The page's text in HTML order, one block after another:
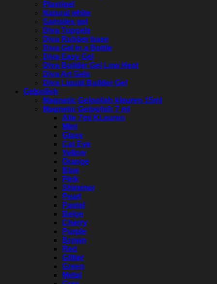
Plastigel
Natural white
Samples gel
Diva Topgels
Diva Rubber base
Diva Gel in a Bottle
Diva Easy Gel
Diva Builder Gel Low Heat
Diva Art Gels
Diva Liquid Builder Gel
Gelpolish
Magnetic Gelpolish kleuren 15ml
Magnetic Gelpolish 7 ml
Alle 7ml KLeuren
Mint
Glass
Cat Eye
Yellow
Orange
Blue
Pink
Shimmer
Pearl
Pastel
Beige
Cherry
Purple
Brown
Red
Glitter
Green
Metal